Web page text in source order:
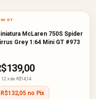
GT
McLaren 750S Spider
Grey 1:64 Mini GT #973
12 x de R$14,14
R$132,05 no Pix